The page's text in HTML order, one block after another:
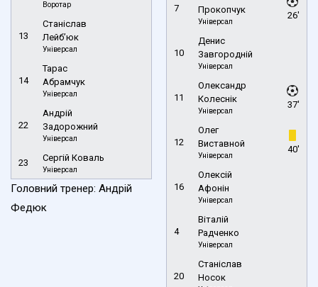
Воротар
13
Станіслав
Лейб’юк
Універсал
14
Тарас
Абрамчук
Універсал
22
Андрій
Задорожний
Універсал
23 Сергій Коваль
Універсал
Головний тренер: Андрій
Федюк
7
Прокопчук
Універсал
26'
10
Денис
Завгородній
Універсал
11
Олександр
Колеснік
Універсал
37'
12
Олег
Виставной
Універсал
40'
16
Олексій
Афонін
Універсал
4
Віталій
Радченко
Універсал
20
Станіслав
Носок